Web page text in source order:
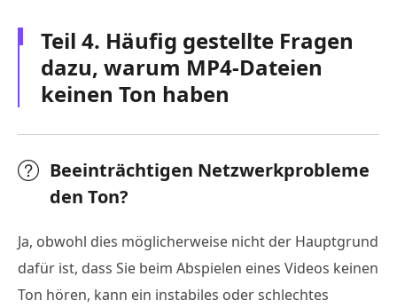
Teil 4. Häufig gestellte Fragen
dazu, warum MP4-Dateien
keinen Ton haben
Beeinträchtigen Netzwerkprobleme
den Ton?
Ja, obwohl dies möglicherweise nicht der Hauptgrund
dafür ist, dass Sie beim Abspielen eines Videos keinen
Ton hören, kann ein instabiles oder schlechtes